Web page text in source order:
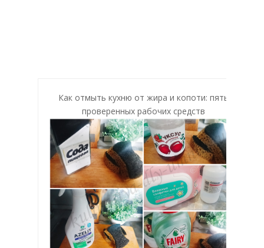
Как отмыть кухню от жира и копоти: пять
проверенных рабочих средств